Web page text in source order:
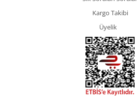
Kargo Takibi
Üyelik